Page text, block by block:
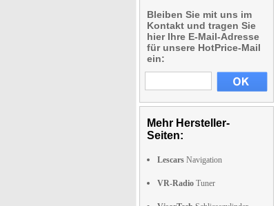
Bleiben Sie mit uns im
Kontakt und tragen Sie
hier Ihre E-Mail-Adresse
für unsere HotPrice-Mail
ein:
Mehr Hersteller-
Seiten:
Lescars Navigation
VR-Radio Tuner